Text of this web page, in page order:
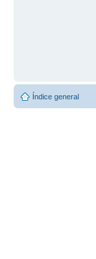
Índice general